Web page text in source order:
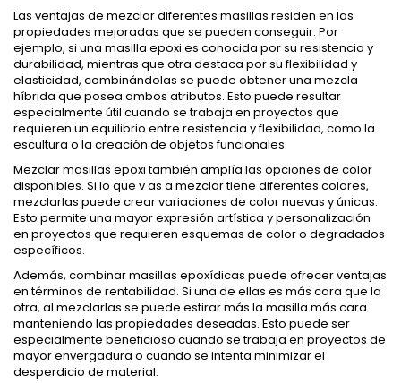
Las ventajas de mezclar diferentes masillas residen en las
propiedades mejoradas que se pueden conseguir. Por
ejemplo, si una masilla epoxi es conocida por su resistencia y
durabilidad, mientras que otra destaca por su flexibilidad y
elasticidad, combinándolas se puede obtener una mezcla
híbrida que posea ambos atributos. Esto puede resultar
especialmente útil cuando se trabaja en proyectos que
requieren un equilibrio entre resistencia y flexibilidad, como la
escultura o la creación de objetos funcionales.
Mezclar masillas epoxi también amplía las opciones de color
disponibles. Si lo que v as a mezclar tiene diferentes colores,
mezclarlas puede crear variaciones de color nuevas y únicas.
Esto permite una mayor expresión artística y personalización
en proyectos que requieren esquemas de color o degradados
específicos.
Además, combinar masillas epoxídicas puede ofrecer ventajas
en términos de rentabilidad. Si una de ellas es más cara que la
otra, al mezclarlas se puede estirar más la masilla más cara
manteniendo las propiedades deseadas. Esto puede ser
especialmente beneficioso cuando se trabaja en proyectos de
mayor envergadura o cuando se intenta minimizar el
desperdicio de material.